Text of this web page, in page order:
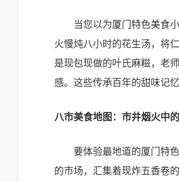
当您以为厦门特色美食
火慢炖八小时的花生汤，将
是现包现做的叶氏麻糍，老
感。这些传承百年的甜味记
八市美食地图：市井烟火中
要体验最地道的厦门特
的市场，汇集着现炸五香卷